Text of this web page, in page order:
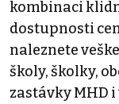
kombinaci
dostupnosti
naleznete
školy, školky,
zastávky MHD